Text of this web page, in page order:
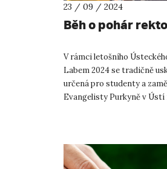
23 / 09 / 2024
Běh o pohár
V rámci letošního
Labem 2024 se tradičně
určená pro studenty a
Evangelisty Purkyně v